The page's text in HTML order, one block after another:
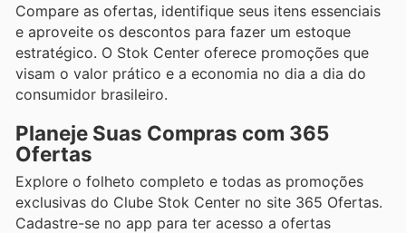
Compare as ofertas, identifique seus itens essenciais
e aproveite os descontos para fazer um estoque
estratégico. O Stok Center oferece promoções que
visam o valor prático e a economia no dia a dia do
consumidor brasileiro.
Planeje Suas Compras com 365
Ofertas
Explore o folheto completo e todas as promoções
exclusivas do Clube Stok Center no site 365 Ofertas.
Cadastre-se no app para ter acesso a ofertas